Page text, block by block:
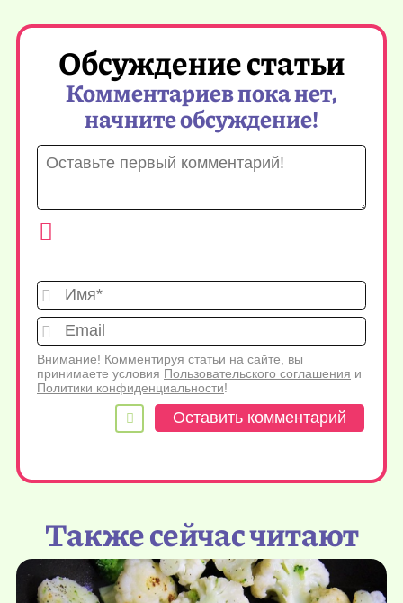
Обсуждение статьи
Комментариев пока нет,
начните обсуждение!
Имя*
Внимание! Комментируя статьи на сайте, вы
принимаете условия Пользовательского соглашения и
Политики конфиденциальности!
Также сейчас читают